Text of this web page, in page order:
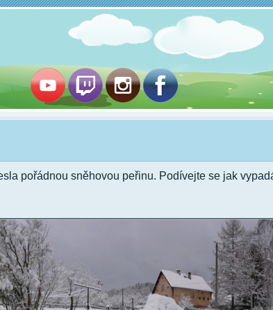
pořádnou sněhovou peřinu. Podívejte se jak